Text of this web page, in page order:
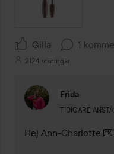
Gilla 1
2124 visningar
Frida
TIDIGARE
Hej Ann-Charlotte 💌